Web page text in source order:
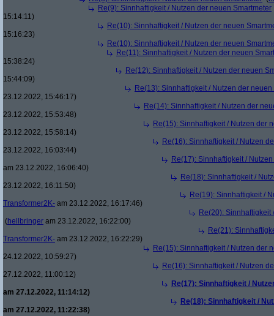
Re(9): Sinnhaftigkeit / Nutzen der neuen Smartmeter
15:14:11)
Re(10): Sinnhaftigkeit / Nutzen der neuen
15:16:23)
Re(10): Sinnhaftigkeit / Nutzen der neuen
Re(11): Sinnhaftigkeit / Nutzen der neuen
15:38:24)
Re(12): Sinnhaftigkeit / Nutzen der neuen
15:44:09)
Re(13): Sinnhaftigkeit / Nutzen der neuen
23.12.2022, 15:46:17)
Re(14): Sinnhaftigkeit / Nutzen der
23.12.2022, 15:53:48)
Re(15): Sinnhaftigkeit / Nutzen der
23.12.2022, 15:58:14)
Re(16): Sinnhaftigkeit / Nutzen
23.12.2022, 16:03:44)
Re(17): Sinnhaftigkeit /
am 23.12.2022, 16:06:40)
Re(18): Sinnhaftigkeit /
23.12.2022, 16:11:50)
Re(19): Sinnhaftigkeit /
Transformer2K- am 23.12.2022, 16:17:46)
Re(20): Sinnhaftigkeit
(hellbringer am 23.12.2022, 16:22:00)
Re(21):
Transformer2K- am 23.12.2022, 16:22:29)
Re(15): Sinnhaftigkeit / Nutzen der
24.12.2022, 10:59:27)
Re(16): Sinnhaftigkeit / Nutzen
27.12.2022, 11:00:12)
Re(17): Sinnhaftigkeit /
am 27.12.2022, 11:14:12)
Re(18): Sinnhaftigkeit /
am 27.12.2022, 11:22:38)